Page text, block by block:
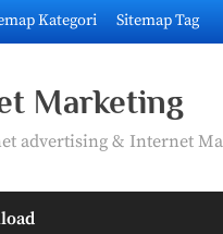
Kategori Sitemap Tag
Marketing
advertising & Internet